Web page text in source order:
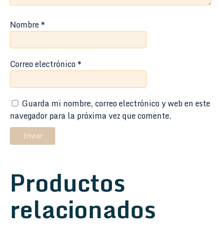
Nombre*
Correo electrónico*
Guarda mi nombre, correo electrónico y web en este
navegador para la próxima vez que comente.
Productos
relacionados